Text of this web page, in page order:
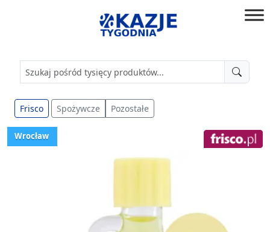
złap
Frisco Spożywcze Pozostałe
Wrocław